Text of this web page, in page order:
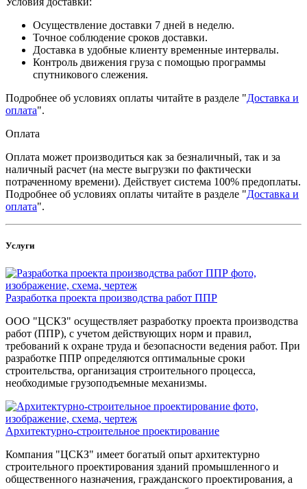
Осуществление доставки 7 дней в неделю.
Точное соблюдение сроков доставки.
Доставка в удобные клиенту временные интервалы.
Контроль движения груза с помощью программы
спутникового слежения.
Подробнее об условиях оплаты читайте в разделе "Доставка и
оплата".
Оплата
Оплата может производиться как за безналичный, так и за
наличный расчет (на месте выгрузки по фактически
потраченному времени). Действует система 100% предоплаты.
Подробнее об условиях оплаты читайте в разделе "Доставка и
оплата".
Услуги
Разработка проекта производства работ ППР
ООО "ЦСКЗ" осуществляет разработку проекта производства
работ (ППР), с учетом действующих норм и правил,
требований к охране труда и безопасности ведения работ. При
разработке ППР определяются оптимальные сроки
строительства, организация строительного процесса,
необходимые грузоподъемные механизмы.
Архитектурно-строительное проектирование
Компания "ЦСКЗ" имеет богатый опыт архитектурно
строительного проектирования зданий промышленного и
общественного назначения, гражданского проектирования, а